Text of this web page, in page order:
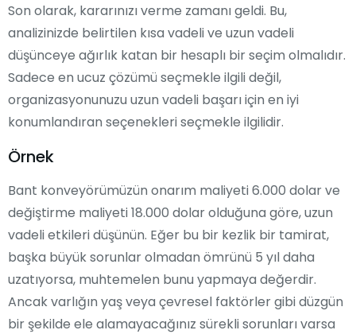
Son olarak, kararınızı verme zamanı geldi. Bu,
analizinizde belirtilen kısa vadeli ve uzun vadeli
düşünceye ağırlık katan bir hesaplı bir seçim olmalıdır.
Sadece en ucuz çözümü seçmekle ilgili değil,
organizasyonunuzu uzun vadeli başarı için en iyi
konumlandıran seçenekleri seçmekle ilgilidir.
Örnek
Bant konveyörümüzün onarım maliyeti 6.000 dolar ve
değiştirme maliyeti 18.000 dolar olduğuna göre, uzun
vadeli etkileri düşünün. Eğer bu bir kezlik bir tamirat,
başka büyük sorunlar olmadan ömrünü 5 yıl daha
uzatıyorsa, muhtemelen bunu yapmaya değerdir.
Ancak varlığın yaş veya çevresel faktörler gibi düzgün
bir şekilde ele alamayacağınız sürekli sorunları varsa